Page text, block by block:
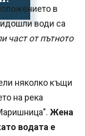
в
води са
част от пътното
няколко къщи
на река
Жена
водата е